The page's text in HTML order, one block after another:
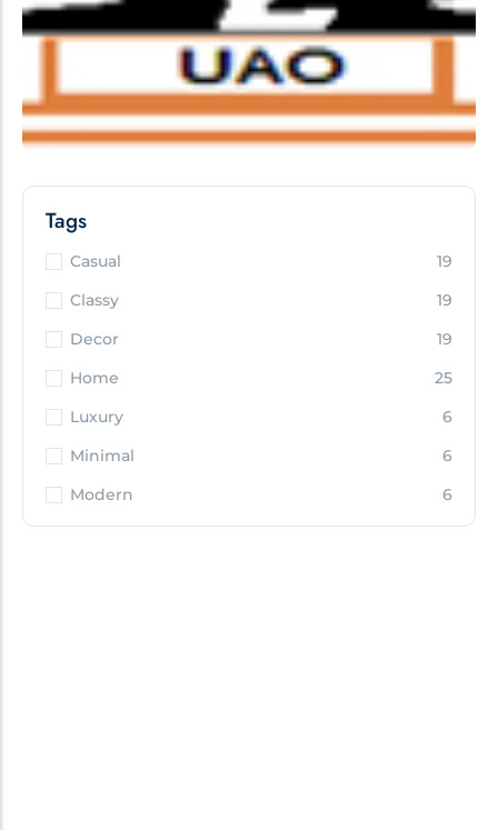
Tags
Casual
19
Classy
19
Decor
19
Home
25
Luxury
6
Minimal
6
Modern
6